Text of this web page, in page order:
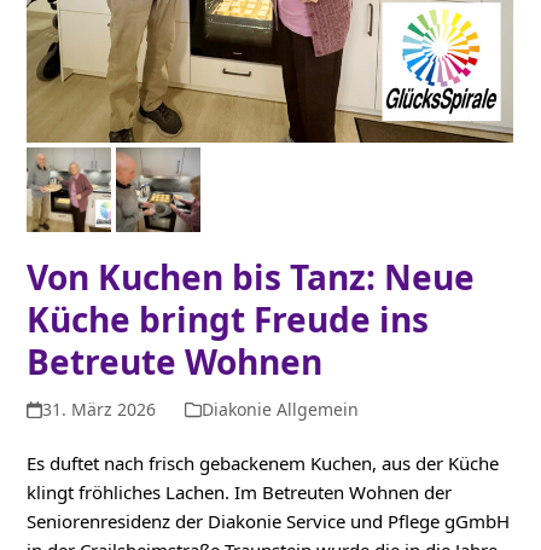
Von Kuchen bis Tanz: Neue
Küche bringt Freude ins
Betreute Wohnen
31. März 2026 Diakonie Allgemein
Es duftet nach frisch gebackenem Kuchen, aus der Küche
klingt fröhliches Lachen. Im Betreuten Wohnen der
Seniorenresidenz der Diakonie Service und Pflege gGmbH